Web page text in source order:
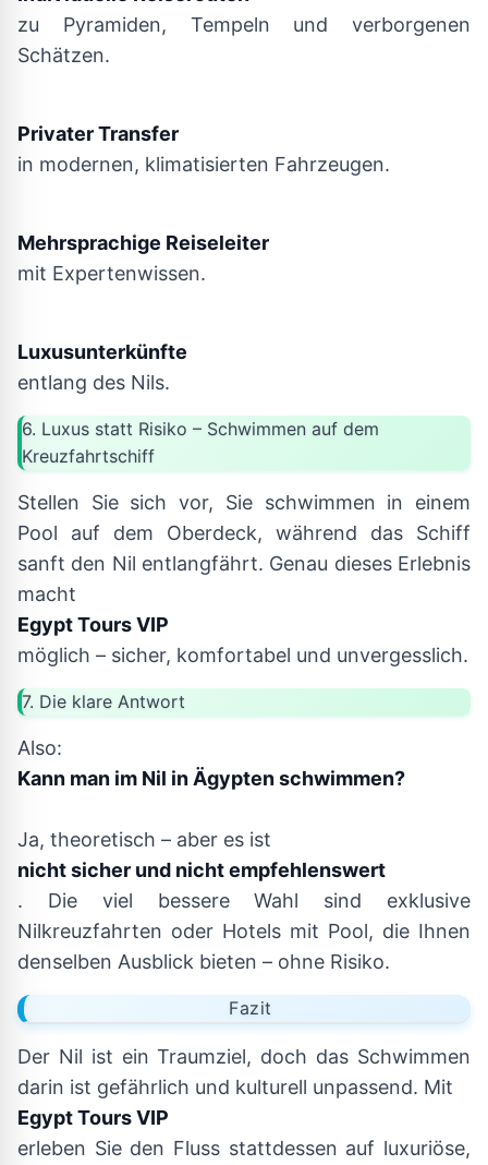
zu Pyramiden, Tempeln und verborgenen
Schätzen.
Privater Transfer
in modernen, klimatisierten Fahrzeugen.
Mehrsprachige Reiseleiter
mit Expertenwissen.
Luxusunterkünfte
entlang des Nils.
6. Luxus statt Risiko – Schwimmen auf dem
Kreuzfahrtschiff
Stellen Sie sich vor, Sie schwimmen in einem
Pool auf dem Oberdeck, während das Schiff
sanft den Nil entlangfährt. Genau dieses Erlebnis
macht
Egypt Tours VIP
möglich – sicher, komfortabel und unvergesslich.
7. Die klare Antwort
Also:
Kann man im Nil in Ägypten schwimmen?
Ja, theoretisch – aber es ist
nicht sicher und nicht empfehlenswert
. Die viel bessere Wahl sind exklusive
Nilkreuzfahrten oder Hotels mit Pool, die Ihnen
denselben Ausblick bieten – ohne Risiko.
Fazit
Der Nil ist ein Traumziel, doch das Schwimmen
darin ist gefährlich und kulturell unpassend. Mit
Egypt Tours VIP
erleben Sie den Fluss stattdessen auf luxuriöse,